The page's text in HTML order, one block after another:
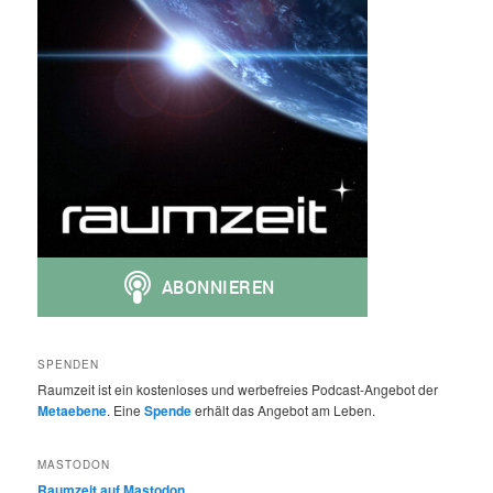
SPENDEN
Raumzeit ist ein kostenloses und werbefreies Podcast-Angebot der
Metaebene. EineSpendeerhält das Angebot am Leben.
MASTODON